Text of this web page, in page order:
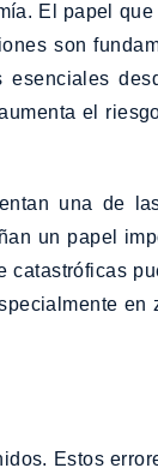
El papel
son
el
una de
un papel
catastróficas
en
Estos